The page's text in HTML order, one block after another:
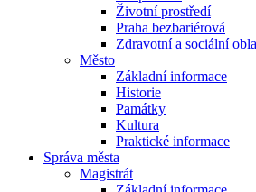
Životní prostředí
Praha bezbariérová
Zdravotní a sociální
Město
Základní informace
Historie
Památky
Kultura
Praktické informace
Správa města
Magistrát